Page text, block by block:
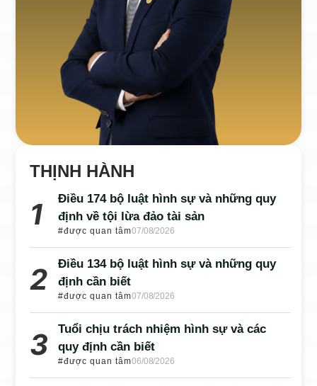
THỊNH HÀNH
Điều 174 bộ luật hình sự và những quy
định về tội lừa đảo tài sản
#được quan tâm07/08/2026
Điều 134 bộ luật hình sự và những quy
định cần biết
#được quan tâm07/08/2026
Tuổi chịu trách nhiệm hình sự và các
quy định cần biết
#được quan tâm06/08/2026